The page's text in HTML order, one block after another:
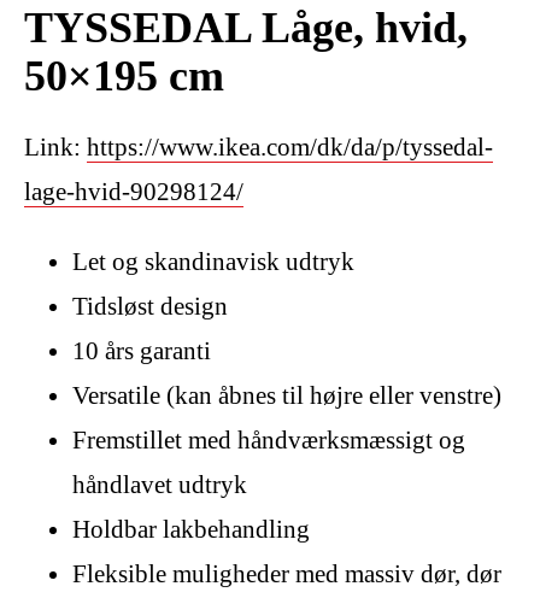
TYSSEDAL Låge, hvid,
50×195 cm
Link: https://www.ikea.com/dk/da/p/tyssedal-
lage-hvid-90298124/
Let og skandinavisk udtryk
Tidsløst design
10 års garanti
Versatile (kan åbnes til højre eller venstre)
Fremstillet med håndværksmæssigt og
håndlavet udtryk
Holdbar lakbehandling
Fleksible muligheder med massiv dør, dør